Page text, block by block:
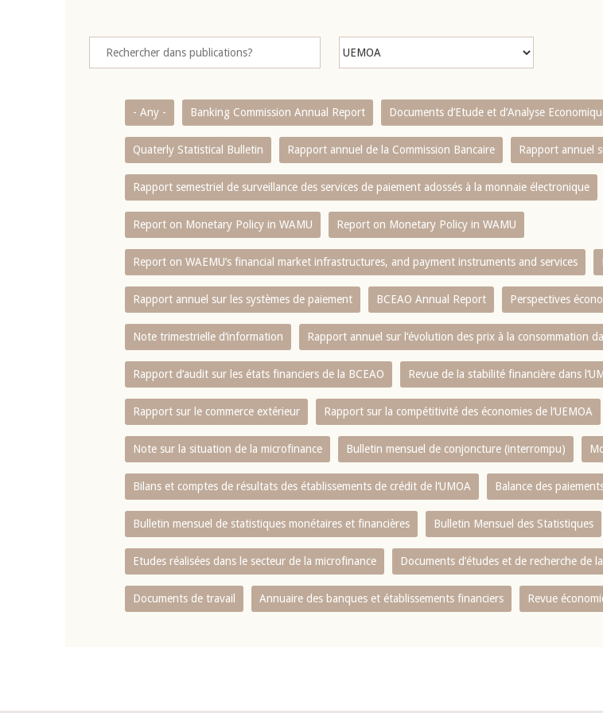
- Any - Banking Commission Annual Report Documents d’Etude et d’Analyse
Quaterly Statistical Bulletin Rapport annuel de la Commission Bancaire Rapport annuel
Rapport semestriel de surveillance des services de paiement adossés à la monnaie électronique
Report on Monetary Policy in WAMU Report on Monetary Policy in WAMU
Report on WAEMU’s financial market infrastructures, and payment instruments and services
Rapport annuel sur les systèmes de paiement BCEAO Annual Report Perspectives
Note trimestrielle d‘information Rapport annuel sur l‘évolution des prix à la consommation
Rapport d‘audit sur les états financiers de la BCEAO Revue de la stabilité financière dans
Rapport sur le commerce extérieur Rapport sur la compétitivité des économies de l‘UEMOA
Note sur la situation de la microfinance Bulletin mensuel de conjoncture (interrompu)
Bilans et comptes de résultats des établissements de crédit de l‘UMOA Balance des
Bulletin mensuel de statistiques monétaires et financières Bulletin Mensuel des Statistiques
Etudes réalisées dans le secteur de la microfinance Documents d’études et de recherche de
Documents de travail Annuaire des banques et établissements financiers Revue